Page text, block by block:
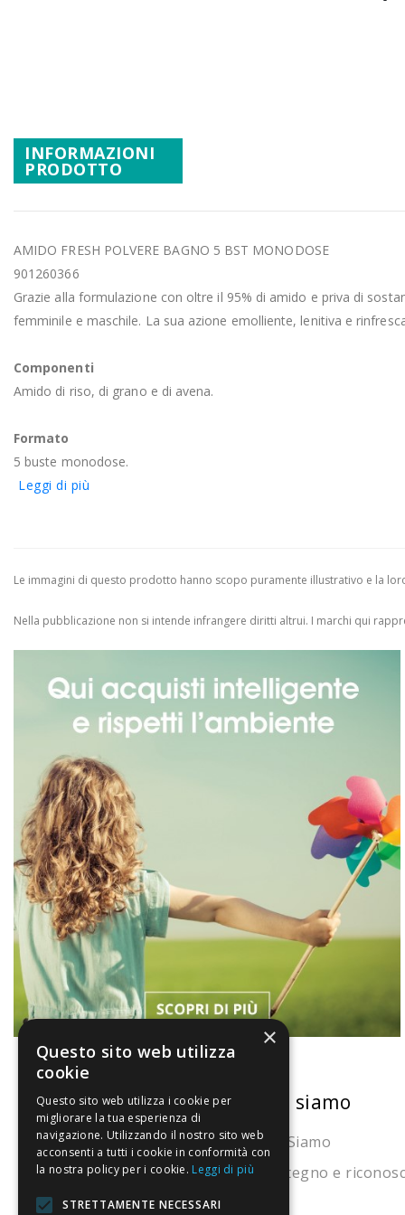
immagini
INFORMAZIONI
PRODOTTO
AMIDO FRESH POLVERE BAGNO 5 BST MONODOSE
901260366
Grazie alla formulazione con oltre il 95% di amido e priva di
femminile e maschile. La sua azione emolliente, lenitiva e
Componenti
Amido di riso, di grano e di avena.
Formato
5 buste monodose.
Leggi di più
Le immagini di questo prodotto hanno scopo puramente illustrativo e la
Nella pubblicazione non si intende infrangere diritti altrui. I marchi qui
La nostra convenienza
Il risparmio che fa ambiente
Il nostro manifesto
Il blog
Chi siamo
Chi Siamo
Sostegno e
×
Questo sito web utilizza
cookie
Questo sito web utilizza i cookie per
migliorare la tua esperienza di
navigazione. Utilizzando il nostro sito web
acconsenti a tutti i cookie in conformità con
la nostra policy per i cookie. Leggi di più
STRETTAMENTE NECESSARI